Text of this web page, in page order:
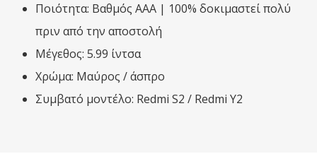
Ποιότητα: Βαθμός ΑΑΑ | 100% δοκιμαστεί πολύ
πριν από την αποστολή
Μέγεθος: 5.99 ίντσα
Χρώμα: Μαύρος / άσπρο
Συμβατό μοντέλο: Redmi S2 / Redmi Y2